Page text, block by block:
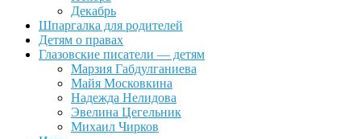
Декабрь
Шпаргалка для родителей
Детям о правах
Глазовские писатели — детям
Марзия Габдулганиева
Майя Московкина
Надежда Нелидова
Эвелина Цегельник
Михаил Чирков